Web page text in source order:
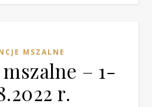
MSZALNE
– 1-
r.